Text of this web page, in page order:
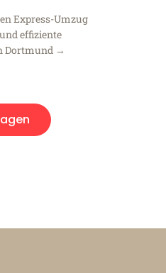
Express-Umzug
effiziente
Dortmund →